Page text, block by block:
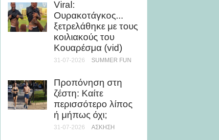
Viral:
Ουρακοτάγκος...
ξετρελάθηκε με τους
κοιλιακούς του
Κουαρέσμα (vid)
31-07-2026 SUMMER FUN
Προπόνηση στη
ζέστη: Καίτε
περισσότερο λίπος
ή μήπως όχι;
31-07-2026 ΆΣΚΗΣΗ